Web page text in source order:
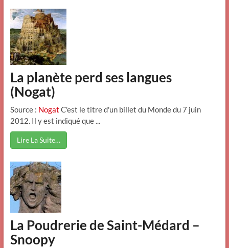
La planète perd ses langues
(Nogat)
Source : Nogat C'est le titre d'un billet du Monde du 7 juin
2012. Il y est indiqué que ...
Lire La Suite…
La Poudrerie de Saint-Médard –
Snoopy